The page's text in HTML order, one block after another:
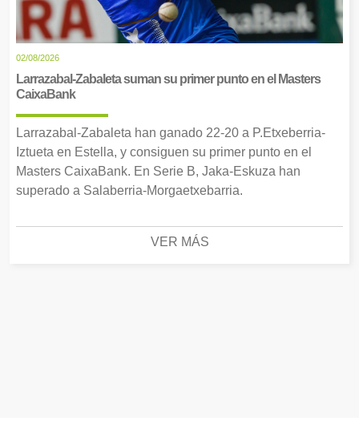
02/08/2026
Larrazabal-Zabaleta suman su primer punto en el Masters
CaixaBank
Larrazabal-Zabaleta han ganado 22-20 a P.Etxeberria-
Iztueta en Estella, y consiguen su primer punto en el
Masters CaixaBank. En Serie B, Jaka-Eskuza han
superado a Salaberria-Morgaetxebarria.
VER MÁS